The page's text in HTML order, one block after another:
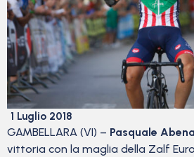
1 Luglio 2018
GAMBELLARA (VI) – Pasquale
vittoria con la maglia della Zalf